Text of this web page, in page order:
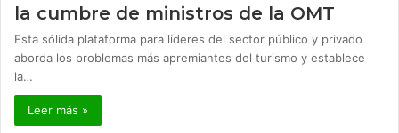
la cumbre de ministros de la OMT
Esta sólida plataforma para líderes del sector público y privado
aborda los problemas más apremiantes del turismo y establece
la…
Leer más »